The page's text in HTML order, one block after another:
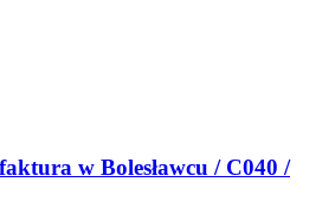
w Bolesławcu / C040 /